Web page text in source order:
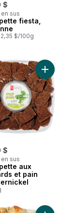
$
sus
fiesta,
$/100g
épinards avec
$
sus
aux
et pain
Ajouter